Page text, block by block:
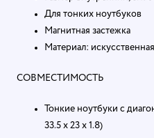
Для тонких ноутбуков
Магнитная застежка
Материал:
СОВМЕСТИМОСТЬ
Тонкие ноутбуки с
33.5 х 23 х 1.8)